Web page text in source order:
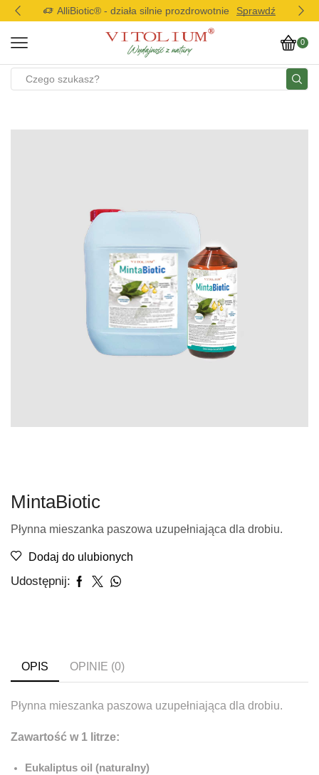
AlliBiotic® - działa silnie prozdrowotnie Sprawdź
0
MintaBiotic
Płynna mieszanka paszowa uzupełniająca dla drobiu.
Dodaj do ulubionych
Udostępnij:
OPIS OPINIE (0)
Płynna mieszanka paszowa uzupełniająca dla drobiu.
Zawartość w 1 litrze:
Eukaliptus oil (naturalny)